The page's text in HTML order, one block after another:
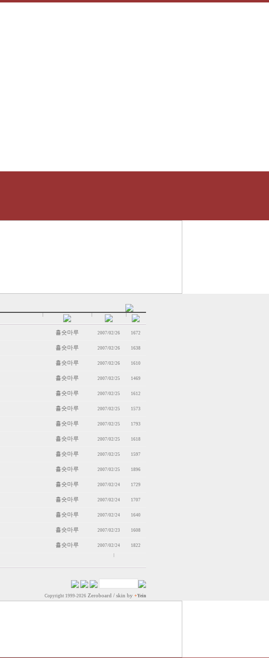
횰숏마루 2007/02/26 1672
횰숏마루 2007/02/26 1638
횰숏마루 2007/02/26 1610
횰숏마루 2007/02/25 1469
횰숏마루 2007/02/25 1612
횰숏마루 2007/02/25 1573
횰숏마루 2007/02/25 1793
횰숏마루 2007/02/25 1618
횰숏마루 2007/02/25 1597
횰숏마루 2007/02/25 1896
횰숏마루 2007/02/24 1729
횰숏마루 2007/02/24 1707
횰숏마루 2007/02/24 1640
횰숏마루 2007/02/23 1608
횰숏마루 2007/02/24 1822
Copyright 1999-2026 Zeroboard / skin by +Yein